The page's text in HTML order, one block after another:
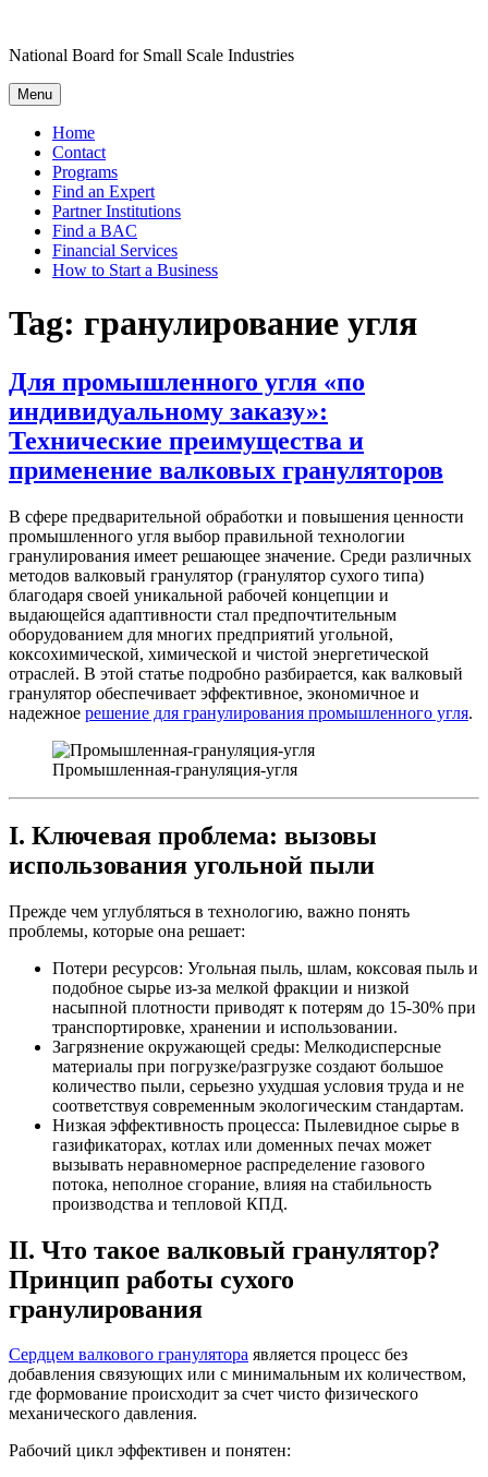
content
National Board for Small Scale Industries
Menu
Home
Contact
Programs
Find an Expert
Partner Institutions
Find a BAC
Financial Services
How to Start a Business
Tag: гранулирование угля
Для промышленного угля «по
индивидуальному заказу»:
Технические преимущества и
применение валковых грануляторов
В сфере предварительной обработки и повышения ценности
промышленного угля выбор правильной технологии
гранулирования имеет решающее значение. Среди различных
методов валковый гранулятор (гранулятор сухого типа)
благодаря своей уникальной рабочей концепции и
выдающейся адаптивности стал предпочтительным
оборудованием для многих предприятий угольной,
коксохимической, химической и чистой энергетической
отраслей. В этой статье подробно разбирается, как валковый
гранулятор обеспечивает эффективное, экономичное и
надежное решение для гранулирования промышленного угля.
Промышленная-грануляция-угля
I. Ключевая проблема: вызовы
использования угольной пыли
Прежде чем углубляться в технологию, важно понять
проблемы, которые она решает:
Потери ресурсов: Угольная пыль, шлам, коксовая пыль и
подобное сырье из-за мелкой фракции и низкой
насыпной плотности приводят к потерям до 15-30% при
транспортировке, хранении и использовании.
Загрязнение окружающей среды: Мелкодисперсные
материалы при погрузке/разгрузке создают большое
количество пыли, серьезно ухудшая условия труда и не
соответствуя современным экологическим стандартам.
Низкая эффективность процесса: Пылевидное сырье в
газификаторах, котлах или доменных печах может
вызывать неравномерное распределение газового
потока, неполное сгорание, влияя на стабильность
производства и тепловой КПД.
II. Что такое валковый гранулятор?
Принцип работы сухого
гранулирования
Сердцем валкового гранулятора является процесс без
добавления связующих или с минимальным их количеством,
где формование происходит за счет чисто физического
механического давления.
Рабочий цикл эффективен и понятен: